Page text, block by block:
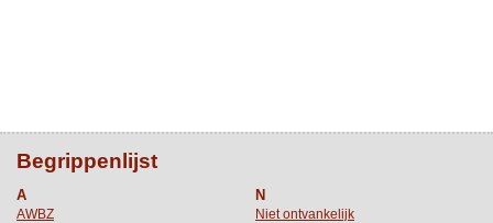
Begrippenlijst
A
AWBZ
N
Niet ontvankelijk